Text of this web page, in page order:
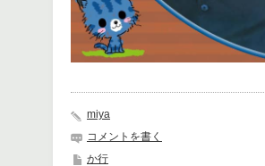
miya
コメントを書く
か行